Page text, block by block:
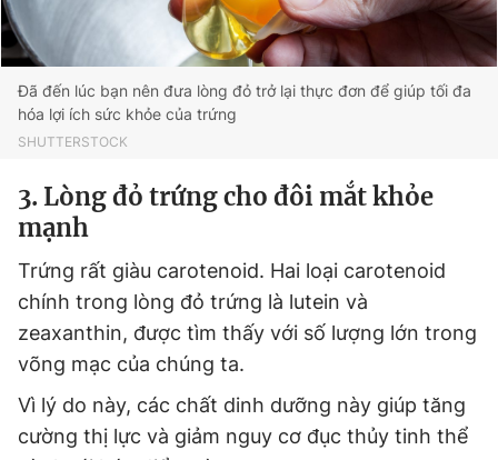
Đã đến lúc bạn nên đưa lòng đỏ trở lại thực đơn để giúp tối đa
hóa lợi ích sức khỏe của trứng
SHUTTERSTOCK
3. Lòng đỏ trứng cho đôi mắt khỏe
mạnh
Trứng rất giàu carotenoid. Hai loại carotenoid
chính trong lòng đỏ trứng là lutein và
zeaxanthin, được tìm thấy với số lượng lớn trong
võng mạc của chúng ta.
Vì lý do này, các chất dinh dưỡng này giúp tăng
cường thị lực và giảm nguy cơ đục thủy tinh thể